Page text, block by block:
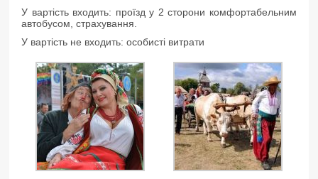
У вартість входить: проїзд у 2 сторони комфортабельним
автобусом, страхування.
У вартість не входить: особисті витрати